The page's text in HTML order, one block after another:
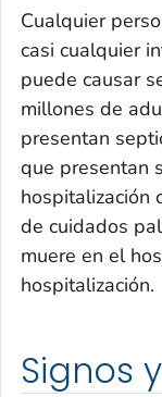
Cualquier
casi cualquier
puede causar
millones de
presentan
que presentan
hospitalización
de cuidados
muere en el
hospitalización.
Signos